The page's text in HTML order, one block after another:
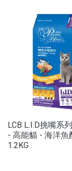
LCB L.I.D挑嘴系
- 高能貓 - 海洋魚
1.2KG